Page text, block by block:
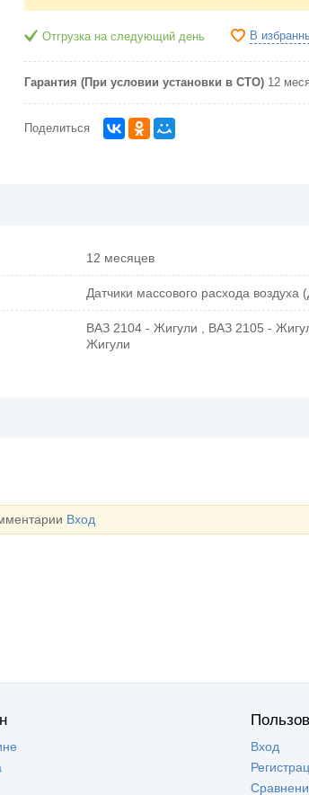
Отгрузка на следующий день В
Гарантия (При условии установки в СТО) 12
Поделиться
12 месяцев
Датчики массового расхода
ВАЗ 2104 - Жигули , ВАЗ 2105 -
Жигули
Вход
Вход